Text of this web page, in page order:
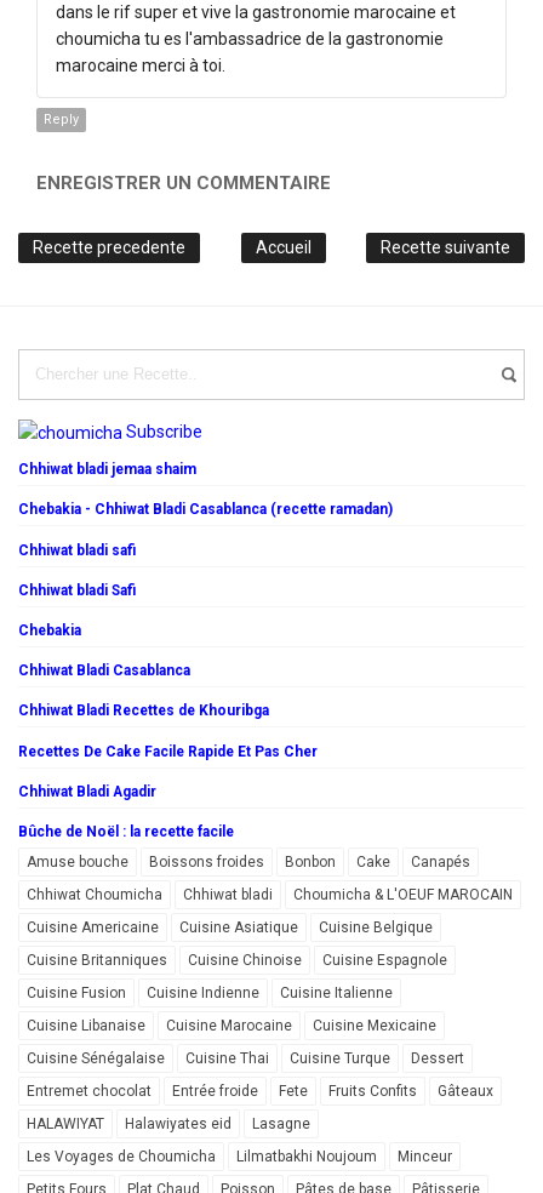
dans le rif super et vive la gastronomie marocaine et
choumicha tu es l'ambassadrice de la gastronomie
marocaine merci à toi.
Reply
ENREGISTRER UN COMMENTAIRE
Recette precedente Recette suivante
Accueil
Subscribe
Chhiwat bladi jemaa shaim
Chebakia - Chhiwat Bladi Casablanca (recette ramadan)
Chhiwat bladi safi
Chhiwat bladi Safi
Chebakia
Chhiwat Bladi Casablanca
Chhiwat Bladi Recettes de Khouribga
Recettes De Cake Facile Rapide Et Pas Cher
Chhiwat Bladi Agadir
Bûche de Noël : la recette facile
Amuse bouche
Boissons froides Bonbon Cake
Canapés
Chhiwat Choumicha
Chhiwat bladi
Choumicha & L'OEUF MAROCAIN
Cuisine Americaine
Cuisine Asiatique
Cuisine Belgique
Cuisine Britanniques
Cuisine Chinoise
Cuisine Espagnole
Cuisine Fusion
Cuisine Indienne
Cuisine Italienne
Cuisine Libanaise
Cuisine Marocaine
Cuisine Mexicaine
Cuisine Sénégalaise
Cuisine Thai Cuisine Turque
Dessert
Entremet chocolat
Entrée froide Fete Fruits Confits
Gâteaux
HALAWIYAT
Halawiyates eid
Lasagne
Les Voyages de Choumicha
Lilmatbakhi Noujoum
Minceur
Petits Fours
Plat Chaud Poisson Pâtes de base Pâtisserie